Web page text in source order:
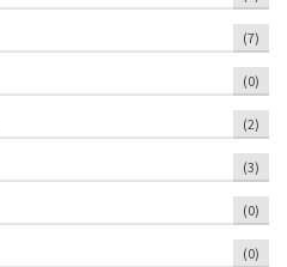
(7)
(0)
(2)
(3)
(0)
(0)